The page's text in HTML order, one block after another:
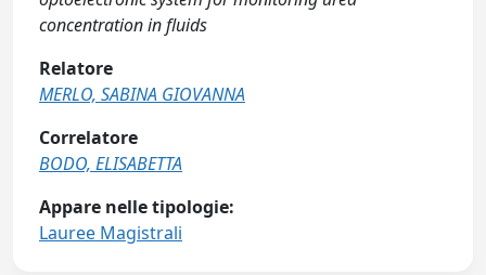
concentration in fluids
Relatore
MERLO, SABINA GIOVANNA
Correlatore
BODO, ELISABETTA
Appare nelle tipologie:
Lauree Magistrali